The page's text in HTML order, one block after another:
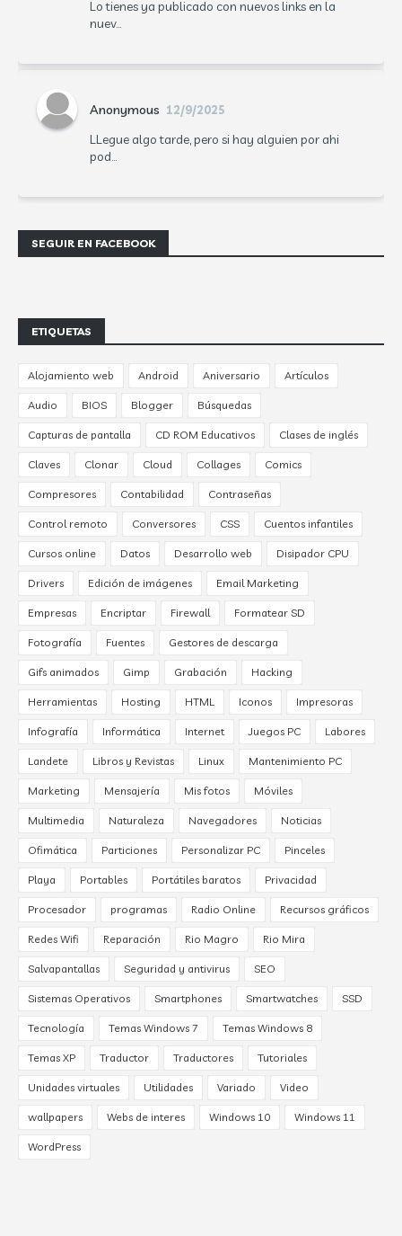
Lo tienes ya publicado con nuevos links en la
nuev...
Anonymous 12/9/2025
LLegue algo tarde, pero si hay alguien por ahi
pod...
SEGUIR EN FACEBOOK
ETIQUETAS
Alojamiento web Android Aniversario Artículos
Audio BIOS Blogger Búsquedas
Capturas de pantalla CD ROM Educativos Clases de inglés
Claves Clonar Cloud Collages Comics
Compresores Contabilidad Contraseñas
Control remoto Conversores CSS Cuentos infantiles
Cursos online Datos Desarrollo web Disipador CPU
Drivers Edición de imágenes Email Marketing
Empresas Encriptar Firewall Formatear SD
Fotografía Fuentes Gestores de descarga
Gifs animados Gimp Grabación Hacking
Herramientas Hosting HTML Iconos Impresoras
Infografía Informática Internet Juegos PC Labores
Landete Libros y Revistas Linux Mantenimiento PC
Marketing Mensajería Mis fotos Móviles
Multimedia Naturaleza Navegadores Noticias
Ofimática Particiones Personalizar PC Pinceles
Playa Portables Portátiles baratos Privacidad
Procesador programas Radio Online Recursos gráficos
Redes Wifi Reparación Rio Magro Rio Mira
Salvapantallas Seguridad y antivirus SEO
Sistemas Operativos Smartphones Smartwatches SSD
Tecnología Temas Windows 7 Temas Windows 8
Temas XP Traductor Traductores Tutoriales
Unidades virtuales Utilidades Variado Video
wallpapers Webs de interes Windows 10 Windows 11
WordPress